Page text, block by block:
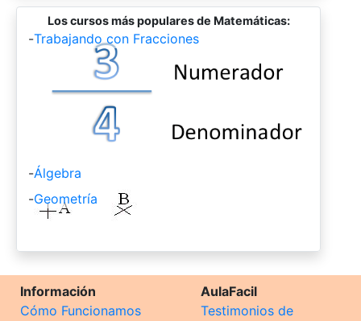
Los cursos más populares de Matemáticas:
-Trabajando con Fracciones
-Álgebra
-Geometría
Información
Cómo Funcionamos
AulaFacil
Testimonios de